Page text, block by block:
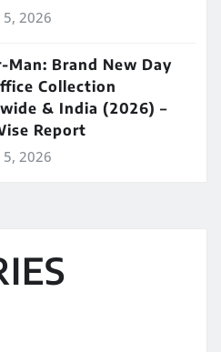
5, 2026
Man: Brand New Day
Collection
& India (2026) –
Report
5, 2026